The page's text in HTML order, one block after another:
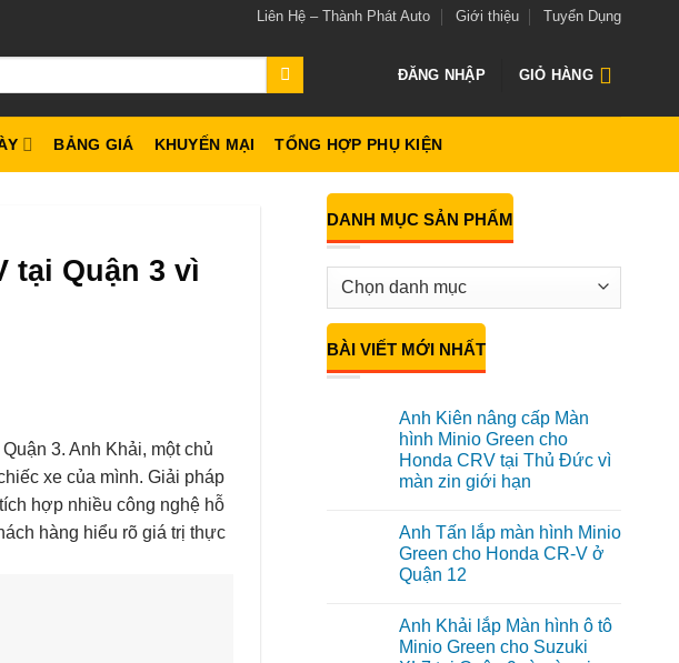
Liên Hệ – Thành Phát Auto Giới thiệu Tuyển Dụng
ĐĂNG NHẬP GIỎ HÀNG
BẢNG GIÁ KHUYẾN MẠI TỔNG HỢP PHỤ KIỆN
tại Quận 3 vì
3. Anh Khải, một chủ
xe của mình. Giải pháp
hợp nhiều công nghệ hỗ
hàng hiểu rõ giá trị thực
DANH MỤC SẢN PHẨM
BÀI VIẾT MỚI NHẤT
Anh Kiên nâng cấp Màn
hình Minio Green cho
Honda CRV tại Thủ Đức vì
màn zin giới hạn
bình
luận
ở
Anh
cấp
Màn
hình
Anh Tấn lắp màn hình Minio
Green cho Honda CR-V ở
Quận 12
bình
luận
ở
Anh Khải lắp Màn hình ô tô
Minio Green cho Suzuki